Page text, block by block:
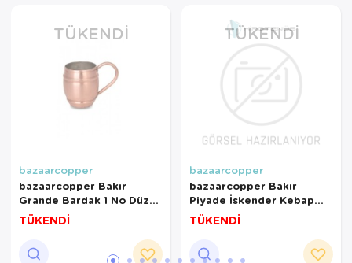
TÜKENDI
bazaarcopper
bazaarcopper Bakır
Grande Bardak 1 No Düz
500 Ml 2li Takım Skoç
bazaarcopper0498-24
TÜKENDİ
TÜKENDI
bazaarcopper
bazaarcopper Bakır
Piyade İskender Kebap
Kayık Sunum Tabağı 25
Cm El Dövme Oksit
TÜKENDİ